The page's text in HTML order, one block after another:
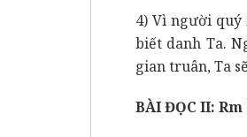
4) Vì người quý
biết danh Ta.
gian truân, Ta
BÀI ĐỌC II: Rm